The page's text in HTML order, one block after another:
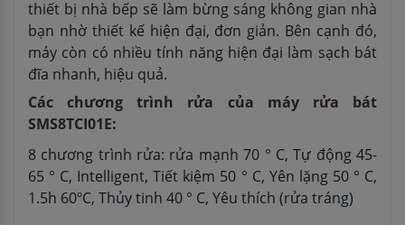
thiết bị nhà bếp sẽ làm bừng sáng không gian nhà
bạn nhờ thiết kế hiện đại, đơn giản. Bên cạnh đó,
máy còn có nhiều tính năng hiện đại làm sạch bát
đĩa nhanh, hiệu quả.
Các chương trình rửa của máy rửa bát
SMS8TCI01E:
8 chương trình rửa: rửa mạnh 70 ° C, Tự động 45-
65 ° C, Intelligent, Tiết kiệm 50 ° C, Yên lặng 50 ° C,
1.5h 60ºC, Thủy tinh 40 ° C, Yêu thích (rửa tráng)